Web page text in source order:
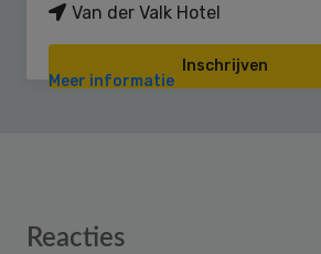
Van der Valk Hotel
Inschrijven
Meer informatie
Reader
Reacties